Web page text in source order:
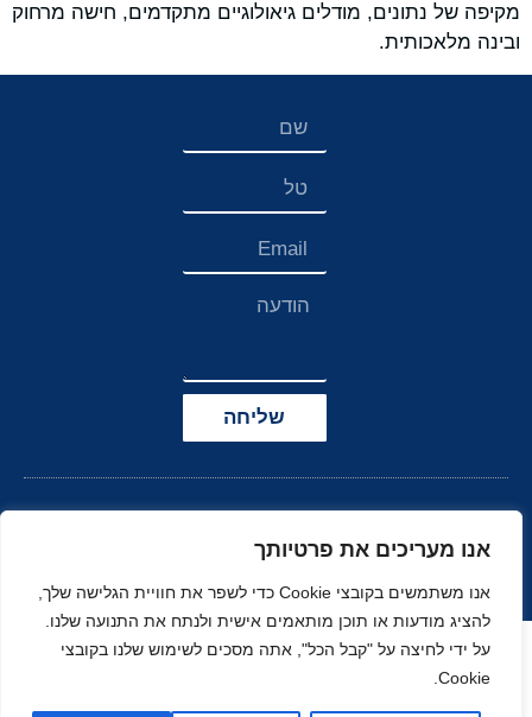
אנו מעריכים את פרטיותך
אנו משתמשים בקובצי Cookie כדי לשפר את חוויית הגלישה שלך,
להציג מודעות או תוכן מותאמים אישית ולנתח את התנועה שלנו.
על ידי לחיצה על "קבל הכל", אתה מסכים לשימוש שלנו בקובצי
Cookie.
מקיפה של נתונים, מודלים גיאולוגיים מתקדמים, חישה מרחוק
ובינה מלאכותית.
שליחה
הצהרת נגישות